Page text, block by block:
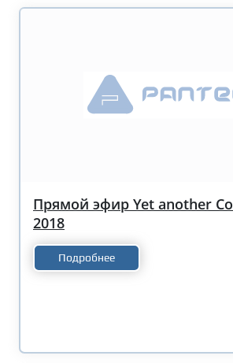
Прямой эфир Yet another
2018
Подробнее